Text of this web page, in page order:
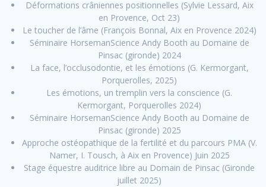
Déformations crâniennes positionnelles (Sylvie Lessard, Aix
en Provence, Oct 23)
Le toucher de l’âme (François Bonnal, Aix en Provence 2024)
Séminaire HorsemanScience Andy Booth au Domaine de
Pinsac (gironde) 2024
La face, l’occlusodontie, et les émotions (G. Kermorgant,
Porquerolles, 2025)
Les émotions, un tremplin vers la conscience (G.
Kermorgant, Porquerolles 2024)
Séminaire HorsemanScience Andy Booth au Domaine de
Pinsac (gironde) 2025
Approche ostéopathique de la fertilité et du parcours PMA (V.
Namer, I. Tousch, à Aix en Provence) Juin 2025
Stage équestre auditrice libre au Domain de Pinsac (Gironde
juillet 2025)